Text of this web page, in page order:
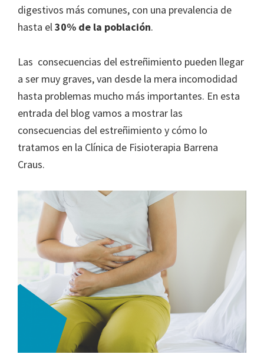
digestivos más comunes, con una prevalencia de
hasta el30% de la población.
Las consecuencias del estreñimiento pueden llegar
a ser muy graves, van desde la mera incomodidad
hasta problemas mucho más importantes. En esta
entrada del blog vamos a mostrar las
consecuencias del estreñimiento y cómo lo
tratamos en la Clínica de Fisioterapia Barrena
Craus.